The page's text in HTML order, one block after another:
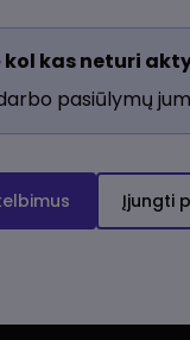
kol kas neturi
pasiūlymų
Įjungti